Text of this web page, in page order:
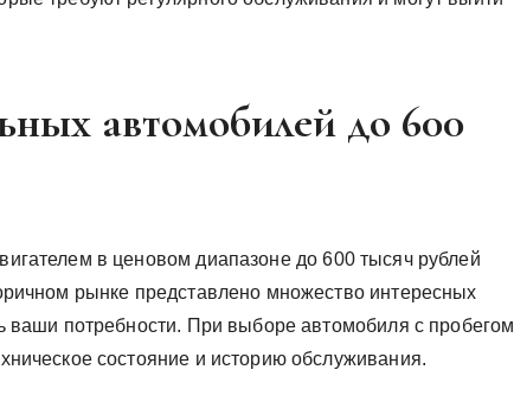
автомобилей до 600
в ценовом диапазоне до 600 тысяч рублей
рынке представлено множество интересных
ваши потребности. При выборе автомобиля с пробегом
состояние и историю обслуживания.